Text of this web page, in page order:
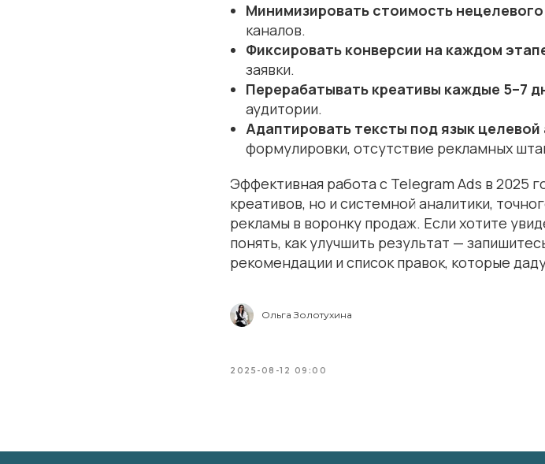
Минимизировать стоимость нецелевого
каналов.
Фиксировать конверсии на каждом
заявки.
Перерабатывать креативы каждые 5–7
аудитории.
Адаптировать тексты под язык целевой
формулировки, отсутствие рекламных
Эффективная работа с Telegram Ads в 2025
креативов, но и системной аналитики,
рекламы в воронку продаж. Если хотите
понять, как улучшить результат —
рекомендации и список правок, которые
Ольга Золотухина
2025-08-12 09:00